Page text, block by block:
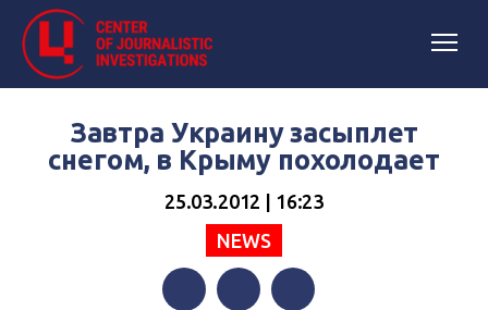
Завтра Украину засыплет
снегом, в Крыму похолодает
25.03.2012 | 16:23
NEWS